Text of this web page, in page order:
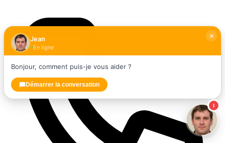
1
Jean
En ligne
Bonjour, comment puis-je vous aider ?
Démarrer la conversation